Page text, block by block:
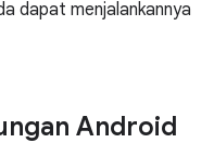
dapat menjalankannya
Android